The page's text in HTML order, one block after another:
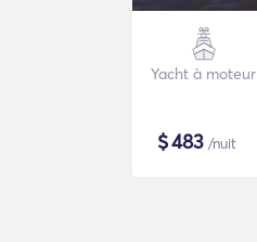
Yacht à moteur
$483 /nuit